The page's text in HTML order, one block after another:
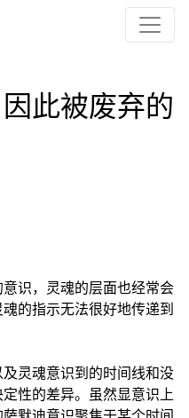
此被废弃的
识，灵魂的层面也经常会
的指示无法很好地传递到
灵魂意识到的时间线和没
性的差异。虽然显意识上